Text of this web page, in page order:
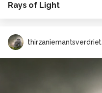
Rays of Light
thirzaniemantsverdriet